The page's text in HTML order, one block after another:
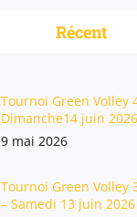
Récent
Tournoi Green Volley
Dimanche14 juin 2026
9 mai 2026
Tournoi Green Volley
– Samedi 13 juin